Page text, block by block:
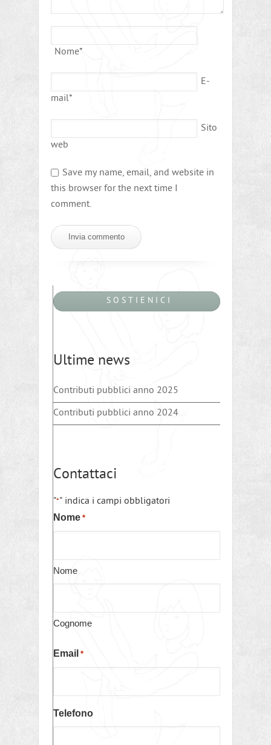
Nome*
E-
mail*
Sito
web
Save my name, email, and website in
this browser for the next time I
comment.
S O S T I E N I C I
Ultime news
Contributi pubblici anno 2025
Contributi pubblici anno 2024
Contattaci
"*" indica i campi obbligatori
Nome *
Nome
Cognome
Email *
Telefono